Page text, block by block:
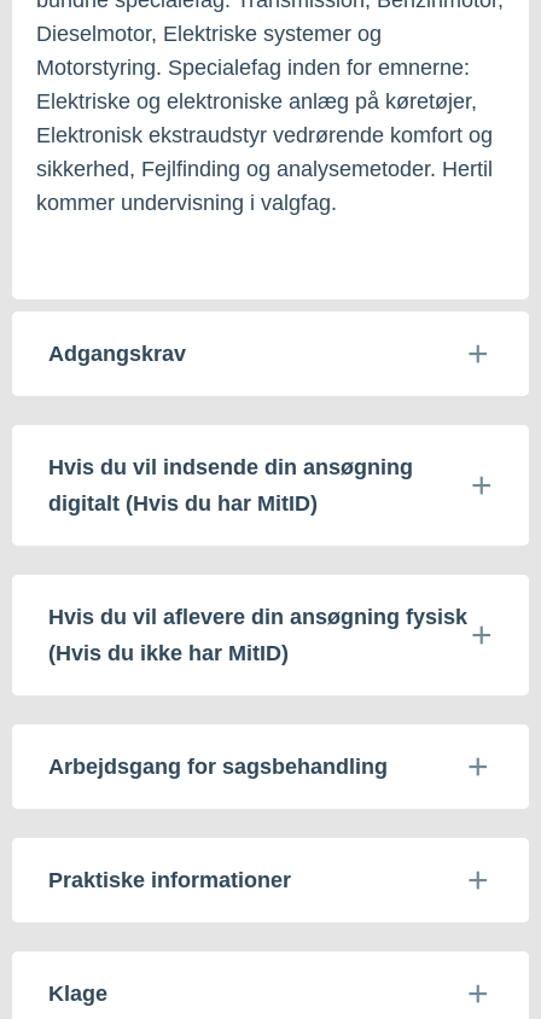
Dieselmotor, Elektriske systemer og
Motorstyring. Specialefag inden for emnerne:
Elektriske og elektroniske anlæg på køretøjer,
Elektronisk ekstraudstyr vedrørende komfort og
sikkerhed, Fejlfinding og analysemetoder. Hertil
kommer undervisning i valgfag.
Adgangskrav
Hvis du vil indsende din ansøgning
digitalt (Hvis du har MitID)
Hvis du vil aflevere din ansøgning fysisk
(Hvis du ikke har MitID)
Arbejdsgang for sagsbehandling
Praktiske informationer
Klage